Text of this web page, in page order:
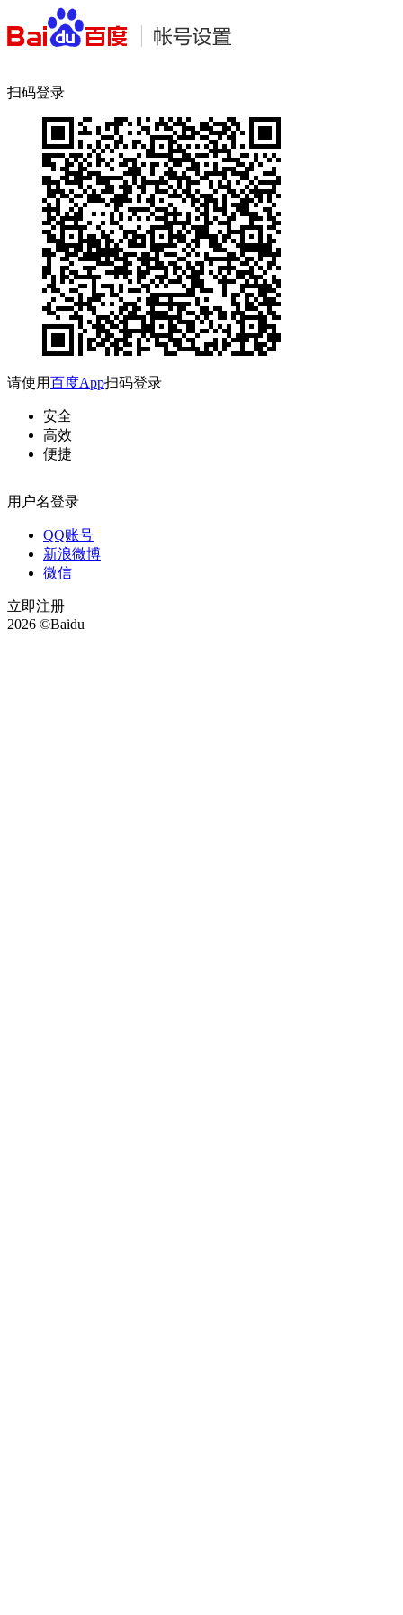
扫码登录
请使用百度App扫码登录
安全
高效
便捷
用户名登录
QQ账号
新浪微博
微信
立即注册
2026 ©Baidu